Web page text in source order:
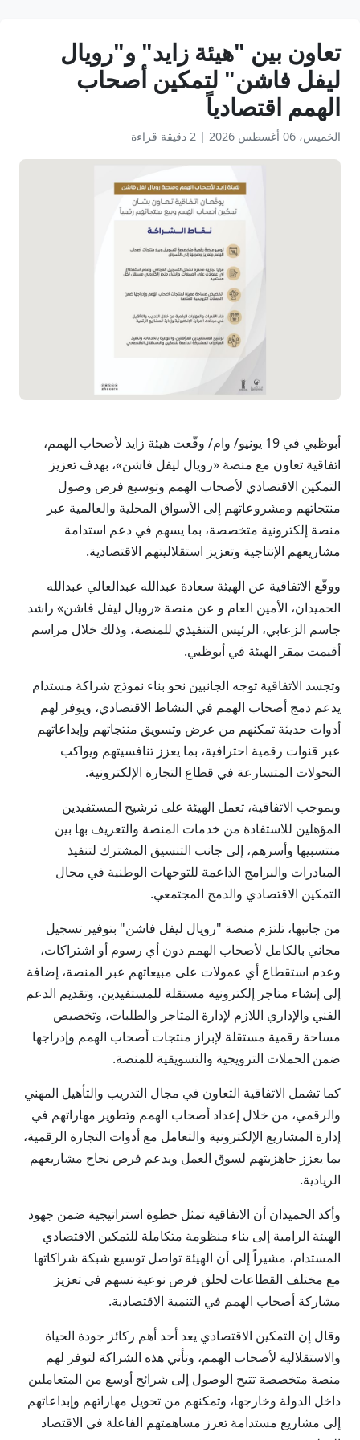
تعاون بين "هيئة زايد" و"رويال
ليفل فاشن" لتمكين أصحاب
الهمم اقتصادياً
الخميس، 06 أغسطس 2026 | 2 دقيقة قراءة
أبوظبي في 19 يونيو/ وام/ وقّعت هيئة زايد لأصحاب الهمم،
اتفاقية تعاون مع منصة «رويال ليفل فاشن»، بهدف تعزيز
التمكين الاقتصادي لأصحاب الهمم وتوسيع فرص وصول
منتجاتهم ومشروعاتهم إلى الأسواق المحلية والعالمية عبر
منصة إلكترونية متخصصة، بما يسهم في دعم استدامة
مشاريعهم الإنتاجية وتعزيز استقلاليتهم الاقتصادية.
ووقّع الاتفاقية عن الهيئة سعادة عبدالله عبدالعالي عبدالله
الحميدان، الأمين العام و عن منصة «رويال ليفل فاشن» راشد
جاسم الزعابي، الرئيس التنفيذي للمنصة، وذلك خلال مراسم
أقيمت بمقر الهيئة في أبوظبي.
وتجسد الاتفاقية توجه الجانبين نحو بناء نموذج شراكة مستدام
يدعم دمج أصحاب الهمم في النشاط الاقتصادي، ويوفر لهم
أدوات حديثة تمكنهم من عرض وتسويق منتجاتهم وإبداعاتهم
عبر قنوات رقمية احترافية، بما يعزز تنافسيتهم ويواكب
التحولات المتسارعة في قطاع التجارة الإلكترونية.
وبموجب الاتفاقية، تعمل الهيئة على ترشيح المستفيدين
المؤهلين للاستفادة من خدمات المنصة والتعريف بها بين
منتسبيها وأسرهم، إلى جانب التنسيق المشترك لتنفيذ
المبادرات والبرامج الداعمة للتوجهات الوطنية في مجال
التمكين الاقتصادي والدمج المجتمعي.
من جانبها، تلتزم منصة "رويال ليفل فاشن" بتوفير تسجيل
مجاني بالكامل لأصحاب الهمم دون أي رسوم أو اشتراكات،
وعدم استقطاع أي عمولات على مبيعاتهم عبر المنصة، إضافة
إلى إنشاء متاجر إلكترونية مستقلة للمستفيدين، وتقديم الدعم
الفني والإداري اللازم لإدارة المتاجر والطلبات، وتخصيص
مساحة رقمية مستقلة لإبراز منتجات أصحاب الهمم وإدراجها
ضمن الحملات الترويجية والتسويقية للمنصة.
كما تشمل الاتفاقية التعاون في مجال التدريب والتأهيل المهني
والرقمي، من خلال إعداد أصحاب الهمم وتطوير مهاراتهم في
إدارة المشاريع الإلكترونية والتعامل مع أدوات التجارة الرقمية،
بما يعزز جاهزيتهم لسوق العمل ويدعم فرص نجاح مشاريعهم
الريادية.
وأكد الحميدان أن الاتفاقية تمثل خطوة استراتيجية ضمن جهود
الهيئة الرامية إلى بناء منظومة متكاملة للتمكين الاقتصادي
المستدام، مشيراً إلى أن الهيئة تواصل توسيع شبكة شراكاتها
مع مختلف القطاعات لخلق فرص نوعية تسهم في تعزيز
مشاركة أصحاب الهمم في التنمية الاقتصادية.
وقال إن التمكين الاقتصادي يعد أحد أهم ركائز جودة الحياة
والاستقلالية لأصحاب الهمم، وتأتي هذه الشراكة لتوفر لهم
منصة متخصصة تتيح الوصول إلى شرائح أوسع من المتعاملين
داخل الدولة وخارجها، وتمكنهم من تحويل مهاراتهم وإبداعاتهم
إلى مشاريع مستدامة تعزز مساهمتهم الفاعلة في الاقتصاد